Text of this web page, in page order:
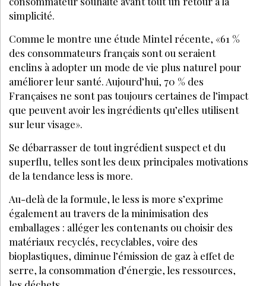
Accédez à tous nos articles et dossiers en
illimité
Soyez informé en avant-première des actualités
Bénéficiez de tarifs préférentiels sur nos
produits et évènements
JE M’ABONNE
VOS QUESTIONS: